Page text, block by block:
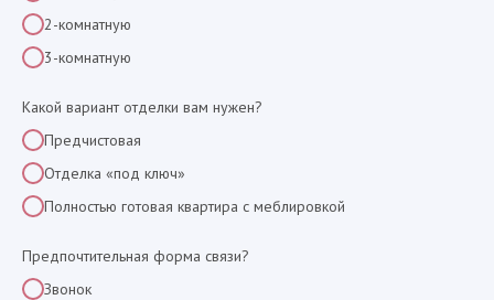
2-комнатную
3-комнатную
Какой вариант отделки вам нужен?
Предчистовая
Отделка «под ключ»
Полностью готовая квартира с меблировкой
Предпочтительная форма связи?
Звонок